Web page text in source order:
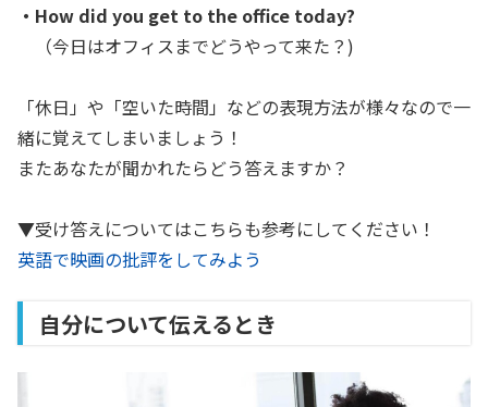
・How did you get to the office today?
（今日はオフィスまでどうやって来た？)
「休日」や「空いた時間」などの表現方法が様々なので一
緒に覚えてしまいましょう！
またあなたが聞かれたらどう答えますか？
▼受け答えについてはこちらも参考にしてください！
英語で映画の批評をしてみよう
自分について伝えるとき